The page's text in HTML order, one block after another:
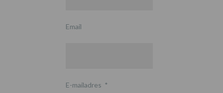
Email
E-mailadres *